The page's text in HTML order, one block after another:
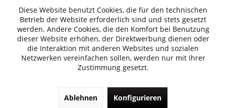
Diese Website benutzt Cookies, die für den technischen
Betrieb der Website erforderlich sind und stets gesetzt
werden. Andere Cookies, die den Komfort bei Benutzung
dieser Website erhöhen, der Direktwerbung dienen oder
die Interaktion mit anderen Websites und sozialen
Netzwerken vereinfachen sollen, werden nur mit Ihrer
Zustimmung gesetzt.
Ablehnen Konfigurieren